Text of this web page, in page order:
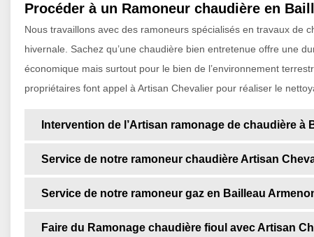
Procéder à un Ramoneur chaudière en
Nous travaillons avec des ramoneurs spécialisés en travaux de
hivernale. Sachez qu’une chaudière bien entretenue offre une
économique mais surtout pour le bien de l’environnement
propriétaires font appel à Artisan Chevalier pour réaliser le
Intervention de l’Artisan ramonage de chaudière à
Service de notre ramoneur chaudière Artisan
Service de notre ramoneur gaz en Bailleau
Faire du Ramonage chaudière fioul avec Artisan